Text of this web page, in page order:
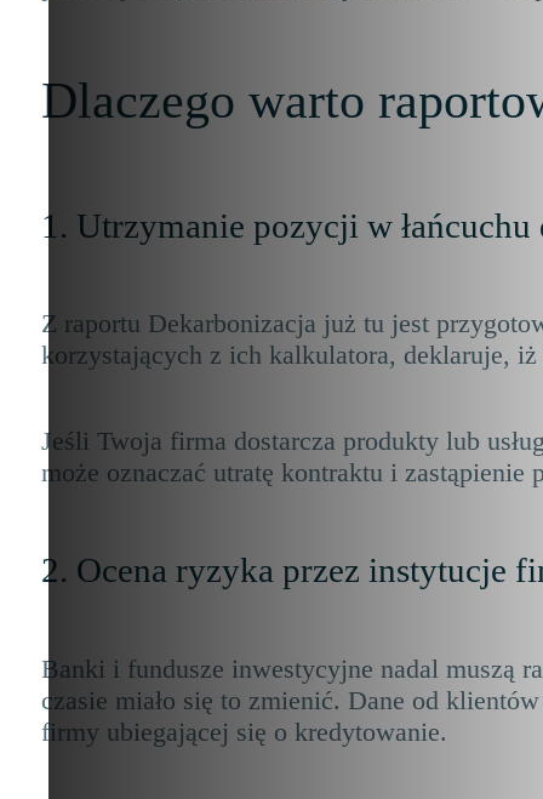
Dlaczego warto
1. Utrzymanie pozycji w łańcuchu
Z raportu Dekarbonizacja już tu jest
korzystających z ich kalkulatora, deklaruje,
Jeśli Twoja firma dostarcza produkty lub
może oznaczać utratę kontraktu i zastąpienie
2. Ocena ryzyka przez instytucje
Banki i fundusze inwestycyjne nadal muszą
czasie miało się to zmienić. Dane od
firmy ubiegającej się o kredytowanie.